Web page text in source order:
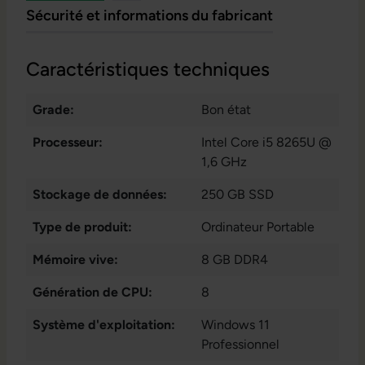
Sécurité et informations du fabricant
Caractéristiques techniques
Grade: Bon état
Processeur:
Intel Core i5 8265U @
1,6 GHz
Stockage de données: 250 GB SSD
Type de produit: Ordinateur Portable
Mémoire vive: 8 GB DDR4
Génération de CPU: 8
Système d'exploitation:
Windows 11
Professionnel